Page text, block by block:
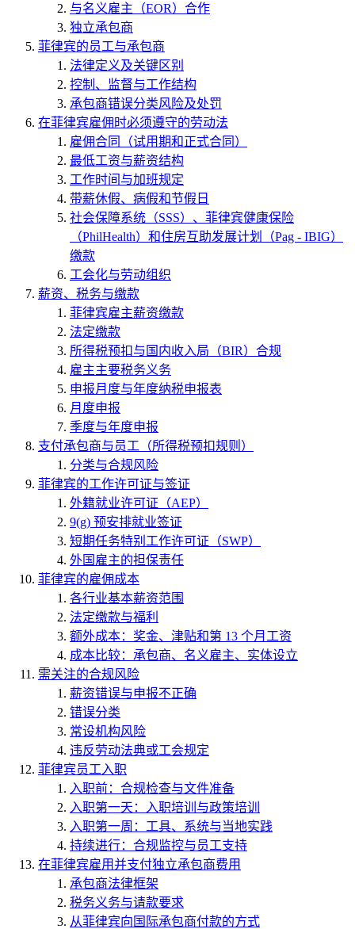
与名义雇主（EOR）合作
独立承包商
菲律宾的员工与承包商
法律定义及关键区别
控制、监督与工作结构
承包商错误分类风险及处罚
在菲律宾雇佣时必须遵守的劳动法
雇佣合同（试用期和正式合同）
最低工资与薪资结构
工作时间与加班规定
带薪休假、病假和节假日
社会保障系统（SSS）、菲律宾健康保险
（PhilHealth）和住房互助发展计划（Pag - IBIG）
缴款
工会化与劳动组织
薪资、税务与缴款
菲律宾雇主薪资缴款
法定缴款
所得税预扣与国内收入局（BIR）合规
雇主主要税务义务
申报月度与年度纳税申报表
月度申报
季度与年度申报
支付承包商与员工（所得税预扣规则）
分类与合规风险
菲律宾的工作许可证与签证
外籍就业许可证（AEP）
9(g) 预安排就业签证
短期任务特别工作许可证（SWP）
外国雇主的担保责任
菲律宾的雇佣成本
各行业基本薪资范围
法定缴款与福利
额外成本：奖金、津贴和第 13 个月工资
成本比较：承包商、名义雇主、实体设立
需关注的合规风险
薪资错误与申报不正确
错误分类
常设机构风险
违反劳动法典或工会规定
菲律宾员工入职
入职前：合规检查与文件准备
入职第一天：入职培训与政策培训
入职第一周：工具、系统与当地实践
持续进行：合规监控与员工支持
在菲律宾雇用并支付独立承包商费用
承包商法律框架
税务义务与请款要求
从菲律宾向国际承包商付款的方式